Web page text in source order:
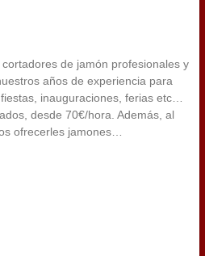
de jamón profesionales y
años de experiencia para
inauguraciones, ferias etc…
desde 70€/hora. Además, al
ofrecerles jamones…